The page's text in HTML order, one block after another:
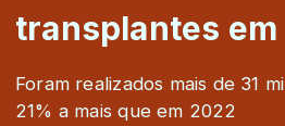
transplantes
Foram realizados mais de 31
21% a mais que em 2022